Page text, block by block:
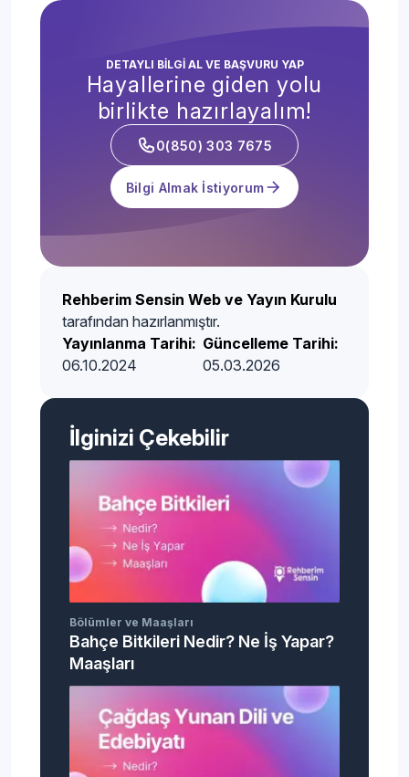
DETAYLI BİLGİ AL VE BAŞVURU YAP
Hayallerine giden yolu
birlikte hazırlayalım!
0(850) 303 7675
Bilgi Almak İstiyorum
Rehberim Sensin Web ve Yayın Kurulu
tarafından hazırlanmıştır.
Yayınlanma Tarihi:
06.10.2024
Güncelleme Tarihi:
05.03.2026
İlginizi Çekebilir
Bölümler ve Maaşları
Bahçe Bitkileri Nedir? Ne İş Yapar?
Maaşları